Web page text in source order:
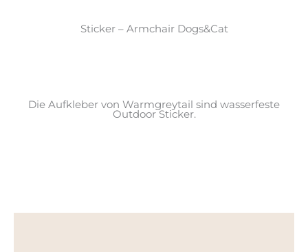
Sticker – Armchair Dogs&Cat
Die Aufkleber von Warmgreytail sind wasserfeste
Outdoor Sticker.